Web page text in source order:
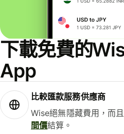
下載免費的
App
比較匯款服務供應商
Wise絕無隱藏費用，而
間價結算。